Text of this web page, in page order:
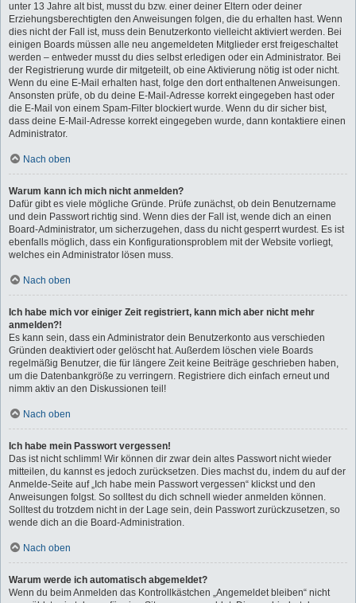
unter 13 Jahre alt bist, musst du bzw. einer deiner Eltern oder deiner
Erziehungsberechtigten den Anweisungen folgen, die du erhalten hast. Wenn
dies nicht der Fall ist, muss dein Benutzerkonto vielleicht aktiviert werden. Bei
einigen Boards müssen alle neu angemeldeten Mitglieder erst freigeschaltet
werden – entweder musst du dies selbst erledigen oder ein Administrator. Bei
der Registrierung wurde dir mitgeteilt, ob eine Aktivierung nötig ist oder nicht.
Wenn du eine E-Mail erhalten hast, folge den dort enthaltenen Anweisungen.
Ansonsten prüfe, ob du deine E-Mail-Adresse korrekt eingegeben hast oder
die E-Mail von einem Spam-Filter blockiert wurde. Wenn du dir sicher bist,
dass deine E-Mail-Adresse korrekt eingegeben wurde, dann kontaktiere einen
Administrator.
Nach oben
Warum kann ich mich nicht anmelden?
Dafür gibt es viele mögliche Gründe. Prüfe zunächst, ob dein Benutzername
und dein Passwort richtig sind. Wenn dies der Fall ist, wende dich an einen
Board-Administrator, um sicherzugehen, dass du nicht gesperrt wurdest. Es ist
ebenfalls möglich, dass ein Konfigurationsproblem mit der Website vorliegt,
welches ein Administrator lösen muss.
Nach oben
Ich habe mich vor einiger Zeit registriert, kann mich aber nicht mehr
anmelden?!
Es kann sein, dass ein Administrator dein Benutzerkonto aus verschieden
Gründen deaktiviert oder gelöscht hat. Außerdem löschen viele Boards
regelmäßig Benutzer, die für längere Zeit keine Beiträge geschrieben haben,
um die Datenbankgröße zu verringern. Registriere dich einfach erneut und
nimm aktiv an den Diskussionen teil!
Nach oben
Ich habe mein Passwort vergessen!
Das ist nicht schlimm! Wir können dir zwar dein altes Passwort nicht wieder
mitteilen, du kannst es jedoch zurücksetzen. Dies machst du, indem du auf der
Anmelde-Seite auf „Ich habe mein Passwort vergessen“ klickst und den
Anweisungen folgst. So solltest du dich schnell wieder anmelden können.
Solltest du trotzdem nicht in der Lage sein, dein Passwort zurückzusetzen, so
wende dich an die Board-Administration.
Nach oben
Warum werde ich automatisch abgemeldet?
Wenn du beim Anmelden das Kontrollkästchen „Angemeldet bleiben“ nicht